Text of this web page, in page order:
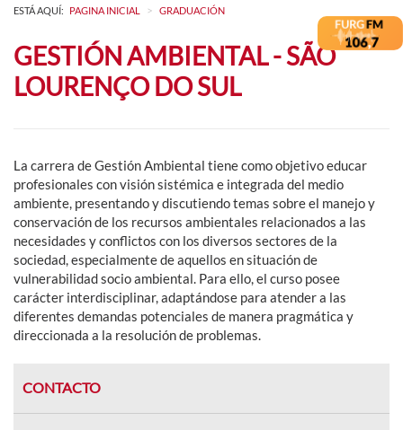
ESTÁ AQUÍ: PAGINA INICIAL > GRADUACIÓN
GESTIÓN AMBIENTAL - SÃO
LOURENÇO DO SUL
La carrera de Gestión Ambiental tiene como objetivo educar
profesionales con visión sistémica e integrada del medio
ambiente, presentando y discutiendo temas sobre el manejo y
conservación de los recursos ambientales relacionados a las
necesidades y conflictos con los diversos sectores de la
sociedad, especialmente de aquellos en situación de
vulnerabilidad socio ambiental. Para ello, el curso posee
carácter interdisciplinar, adaptándose para atender a las
diferentes demandas potenciales de manera pragmática y
direccionada a la resolución de problemas.
CONTACTO